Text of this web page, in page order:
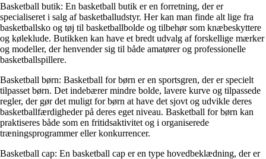
Basketball butik: En basketball butik er en forretning, der er
specialiseret i salg af basketballudstyr. Her kan man finde alt lige fra
basketballsko og tøj til basketballbolde og tilbehør som knæbeskyttere
og køleklude. Butikken kan have et bredt udvalg af forskellige mærker
og modeller, der henvender sig til både amatører og professionelle
basketballspillere.
Basketball børn: Basketball for børn er en sportsgren, der er specielt
tilpasset børn. Det indebærer mindre bolde, lavere kurve og tilpassede
regler, der gør det muligt for børn at have det sjovt og udvikle deres
basketballfærdigheder på deres eget niveau. Basketball for børn kan
praktiseres både som en fritidsaktivitet og i organiserede
træningsprogrammer eller konkurrencer.
Basketball cap: En basketball cap er en type hovedbeklædning, der er